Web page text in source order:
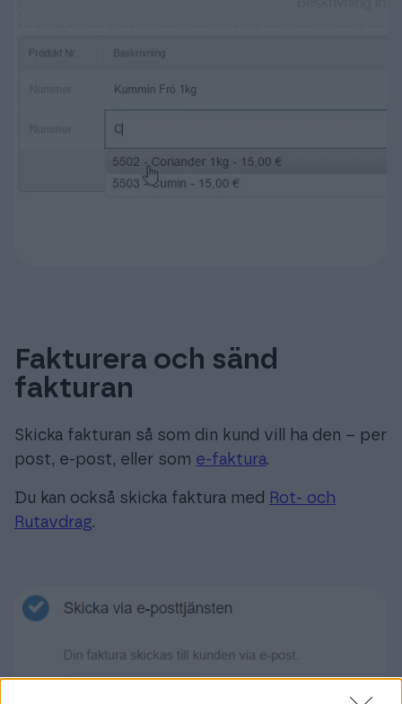
Fakturera och sänd
fakturan
Skicka fakturan så som din kund vill ha den – per
post, e-post, eller som e-faktura.
Du kan också skicka faktura med Rot- och
Rutavdrag.